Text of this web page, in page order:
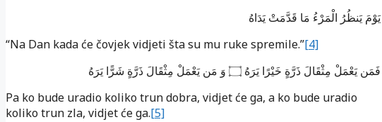
يَوْمَ يَنظُرُ الْمَرْءُ مَا قَدَّمَتْ يَدَاهُ
“Na Dan kada će čovjek vidjeti šta su mu ruke spremile.”[4]
فَمَن يَعْمَلْ مِثْقَالَ ذَرَّةٍ خَيْرًا يَرَهُ ۝ وَ مَن يَعْمَلْ مِثْقَالَ ذَرَّةٍ شَرًّا يَرَهُ
Pa ko bude uradio koliko trun dobra, vidjet će ga, a ko bude uradio
koliko trun zla, vidjet će ga.[5]